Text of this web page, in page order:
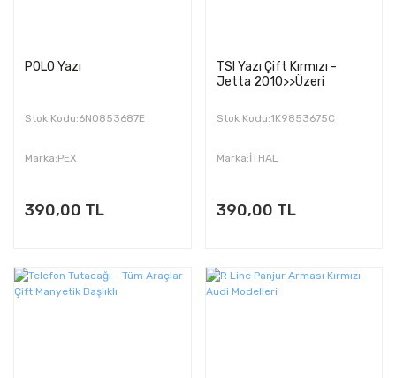
POLO Yazı
Stok Kodu:6N0853687E
Marka:PEX
390,00 TL
TSI Yazı Çift Kırmızı -
Jetta 2010>>Üzeri
Stok Kodu:1K9853675C
Marka:İTHAL
390,00 TL